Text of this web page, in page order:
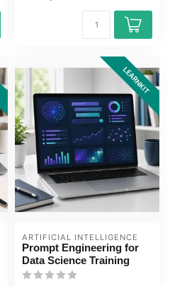
LEARNKIT
ARTIFICIAL INTELLIGENCE
Prompt Engineering for
Data Science Training